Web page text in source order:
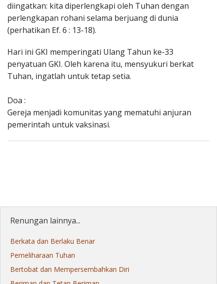
diingatkan: kita diperlengkapi oleh Tuhan dengan
perlengkapan rohani selama berjuang di dunia
(perhatikan Ef. 6 : 13-18).
Hari ini GKI memperingati Ulang Tahun ke-33
penyatuan GKI. Oleh karena itu, mensyukuri berkat
Tuhan, ingatlah untuk tetap setia.
Doa :
Gereja menjadi komunitas yang mematuhi anjuran
pemerintah untuk vaksinasi.
Renungan lainnya...
Berkata dan Berlaku Benar
Pemeliharaan Tuhan
Bertobat dan Mempersembahkan Diri